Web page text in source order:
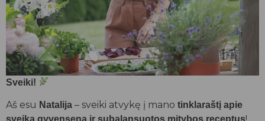
Sveiki!
Aš esu Natalija – sveiki atvykę į mano tinklaraštį apie
sveiką gyvenseną ir subalansuotos mitybos receptus